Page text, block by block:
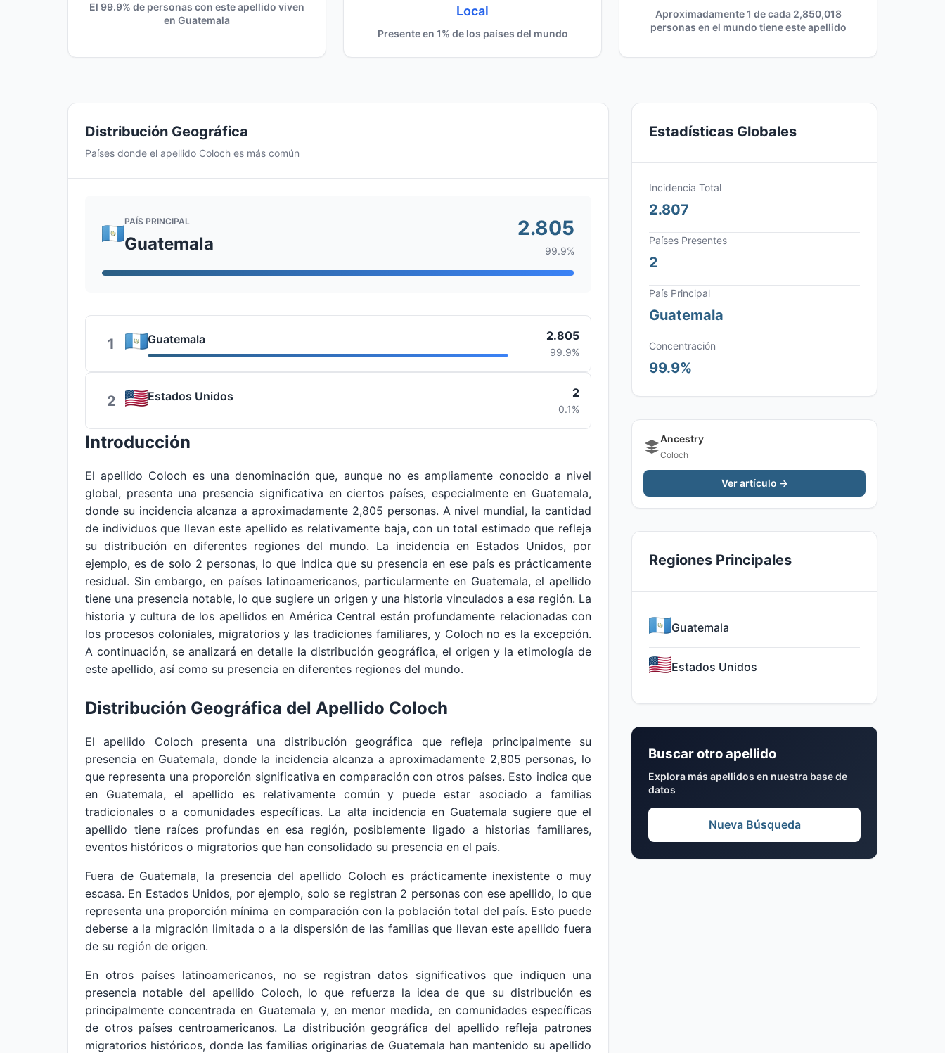
El 99.9% de personas con este apellido viven
en Guatemala
Local
Presente en 1% de los países del mundo
Aproximadamente 1 de cada 2,850,018
personas en el mundo tiene este apellido
Distribución Geográfica
Países donde el apellido Coloch es más común
PAÍS PRINCIPAL
Guatemala
2.805
99.9%
1 Guatemala 2.805
99.9%
2 Estados Unidos 2
0.1%
Introducción
El apellido Coloch es una denominación que, aunque no es ampliamente conocido a nivel
global, presenta una presencia significativa en ciertos países, especialmente en Guatemala,
donde su incidencia alcanza a aproximadamente 2,805 personas. A nivel mundial, la cantidad
de individuos que llevan este apellido es relativamente baja, con un total estimado que refleja
su distribución en diferentes regiones del mundo. La incidencia en Estados Unidos, por
ejemplo, es de solo 2 personas, lo que indica que su presencia en ese país es prácticamente
residual. Sin embargo, en países latinoamericanos, particularmente en Guatemala, el apellido
tiene una presencia notable, lo que sugiere un origen y una historia vinculados a esa región. La
historia y cultura de los apellidos en América Central están profundamente relacionadas con
los procesos coloniales, migratorios y las tradiciones familiares, y Coloch no es la excepción.
A continuación, se analizará en detalle la distribución geográfica, el origen y la etimología de
este apellido, así como su presencia en diferentes regiones del mundo.
Distribución Geográfica del Apellido Coloch
El apellido Coloch presenta una distribución geográfica que refleja principalmente su
presencia en Guatemala, donde la incidencia alcanza a aproximadamente 2,805 personas, lo
que representa una proporción significativa en comparación con otros países. Esto indica que
en Guatemala, el apellido es relativamente común y puede estar asociado a familias
tradicionales o a comunidades específicas. La alta incidencia en Guatemala sugiere que el
apellido tiene raíces profundas en esa región, posiblemente ligado a historias familiares,
eventos históricos o migratorios que han consolidado su presencia en el país.
Fuera de Guatemala, la presencia del apellido Coloch es prácticamente inexistente o muy
escasa. En Estados Unidos, por ejemplo, solo se registran 2 personas con ese apellido, lo que
representa una proporción mínima en comparación con la población total del país. Esto puede
deberse a la migración limitada o a la dispersión de las familias que llevan este apellido fuera
de su región de origen.
En otros países latinoamericanos, no se registran datos significativos que indiquen una
presencia notable del apellido Coloch, lo que refuerza la idea de que su distribución es
principalmente concentrada en Guatemala y, en menor medida, en comunidades específicas
de otros países centroamericanos. La distribución geográfica del apellido refleja patrones
migratorios históricos, donde las familias originarias de Guatemala han mantenido su apellido
Estadísticas Globales
Incidencia Total
2.807
Países Presentes
2
País Principal
Guatemala
Concentración
99.9%
Ancestry
Coloch
Ver artículo →
Regiones Principales
Guatemala
Estados Unidos
Buscar otro apellido
Explora más apellidos en nuestra base de
datos
Nueva Búsqueda